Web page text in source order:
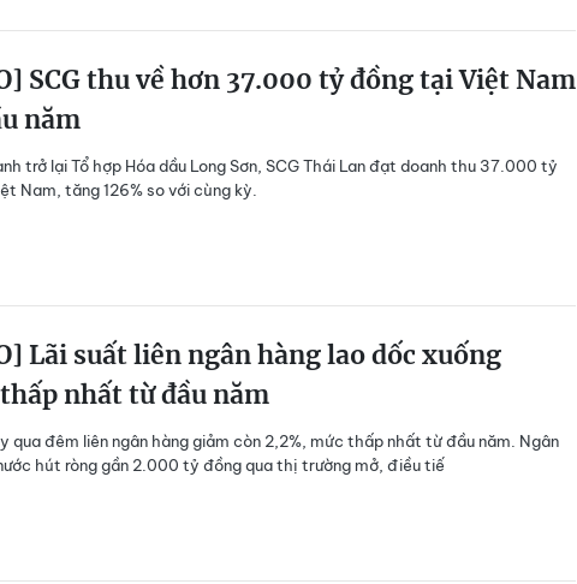
SCG thu về hơn 37.000 tỷ đồng tại Việt Nam
năm
trở lại Tổ hợp Hóa dầu Long Sơn, SCG Thái Lan đạt doanh thu 37.000 tỷ
Nam, tăng 126% so với cùng kỳ.
Lãi suất liên ngân hàng lao dốc xuống
nhất từ đầu năm
qua đêm liên ngân hàng giảm còn 2,2%, mức thấp nhất từ đầu năm. Ngân
hút ròng gần 2.000 tỷ đồng qua thị trường mở, điều tiế